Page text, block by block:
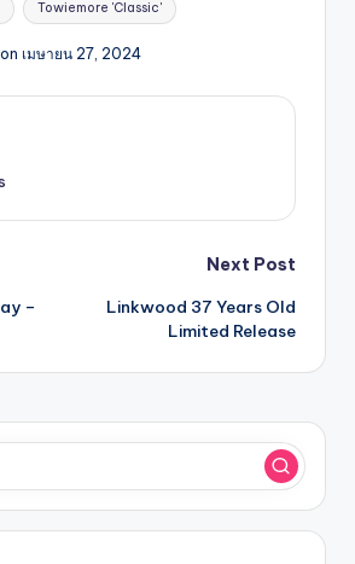
Towiemore 'Classic'
เมษายน 27, 2024
–
Next Post
Linkwood 37 Years Old
Limited Release